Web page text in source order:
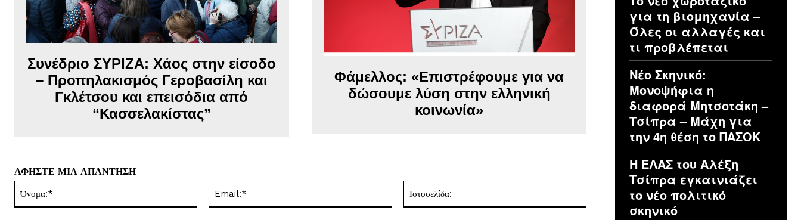
Συνέδριο ΣΥΡΙΖΑ: Χάος στην είσοδο
– Προπηλακισμός Γεροβασίλη και
Γκλέτσου και επεισόδια από
“Κασσελακίστας”
Φάμελλος: «Επιστρέφουμε για να
δώσουμε λύση στην ελληνική
κοινωνία»
ΑΦΗΣΤΕ ΜΙΑ ΑΠΑΝΤΗΣΗ
Ιστοσελίδα:
για τη βιομηχανία –
Όλες οι αλλαγές και
τι προβλέπεται
Νέο Σκηνικό:
Μονοψήφια η
διαφορά Μητσοτάκη –
Τσίπρα – Μάχη για
την 4η θέση το ΠΑΣΟΚ
Η ΕΛΑΣ του Αλέξη
Τσίπρα εγκαινιάζει
το νέο πολιτικό
σκηνικό